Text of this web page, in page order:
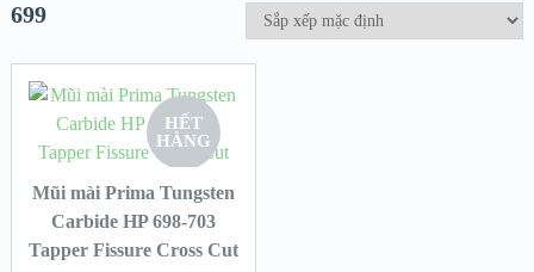
699
HẾT
HÀNG
Mũi mài Prima Tungsten
Carbide HP 698-703
Tapper Fissure Cross Cut